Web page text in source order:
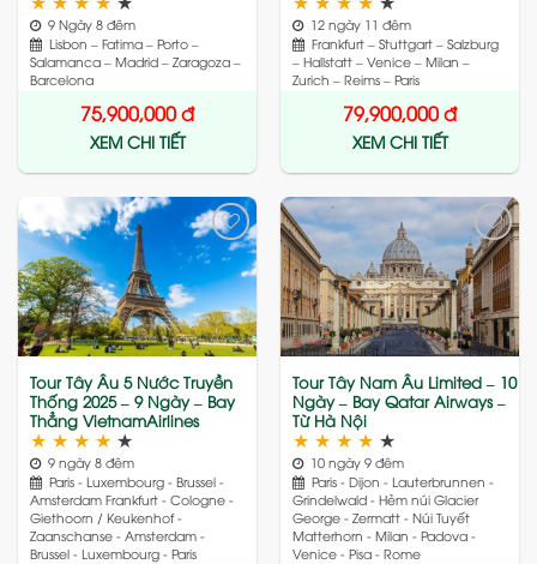
9 Ngày 8 đêm
Lisbon – Fatima – Porto –
Salamanca – Madrid – Zaragoza –
Barcelona
75,900,000đ
XEM CHI TIẾT
12 ngày 11 đêm
Frankfurt – Stuttgart – Salzburg
– Hallstatt – Venice – Milan –
Zurich – Reims – Paris
79,900,000đ
XEM CHI TIẾT
Add
to
wishlist
Tour Tây Âu 5 Nước Truyền
Thống 2025 – 9 Ngày – Bay
Thẳng VietnamAirlines
★ ★ ★ ★ ★
9 ngày 8 đêm
Paris - Luxembourg - Brussel -
Amsterdam Frankfurt - Cologne -
Giethoorn / Keukenhof -
Zaanschanse - Amsterdam -
Brussel - Luxembourg - Paris
Add
to
wishlist
Tour Tây Nam Âu Limited – 10
Ngày – Bay Qatar Airways –
Từ Hà Nội
★ ★ ★ ★ ★
10 ngày 9 đêm
Paris - Dijon - Lauterbrunnen -
Grindelwald - Hẻm núi Glacier
George - Zermatt - Núi Tuyết
Matterhorn - Milan - Padova -
Venice - Pisa - Rome